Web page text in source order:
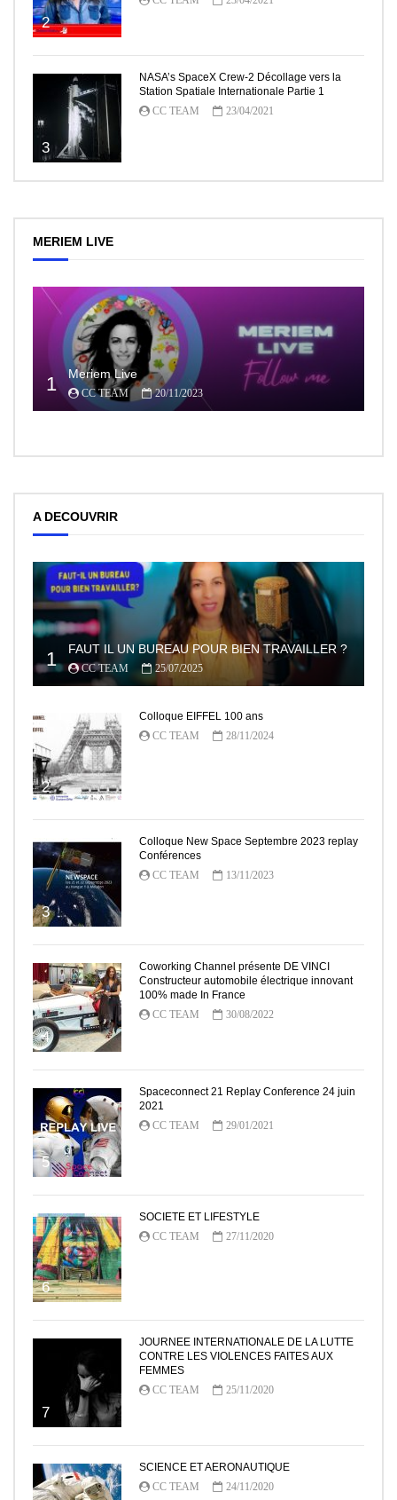
2
3
NASA’s SpaceX Crew-2 Décollage vers la
Station Spatiale Internationale Partie 1
CC TEAM
23/04/2021
MERIEM LIVE
1 Meriem Live
CC TEAM 20/11/2023
A DECOUVRIR
1 FAUT IL UN BUREAU POUR BIEN TRAVAILLER ?
CC TEAM 25/07/2025
2
Colloque EIFFEL 100 ans
CC TEAM
28/11/2024
3
Colloque New Space Septembre 2023 replay
Conférences
CC TEAM
13/11/2023
4
Coworking Channel présente DE VINCI
Constructeur automobile électrique innovant
100% made In France
CC TEAM
30/08/2022
5
Spaceconnect 21 Replay Conference 24 juin
2021
CC TEAM
29/01/2021
6
SOCIETE ET LIFESTYLE
CC TEAM
27/11/2020
7
JOURNEE INTERNATIONALE DE LA LUTTE
CONTRE LES VIOLENCES FAITES AUX
FEMMES
CC TEAM
25/11/2020
SCIENCE ET AERONAUTIQUE
CC TEAM
24/11/2020